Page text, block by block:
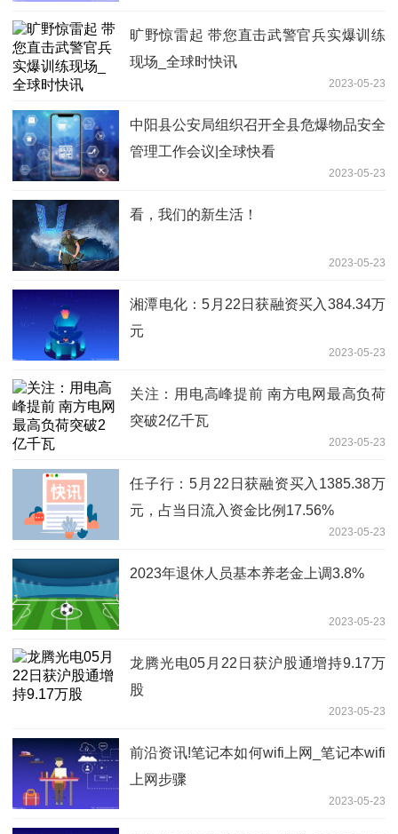
旷野惊雷起 带您直击武警官兵实爆训练
现场_全球时快讯
2023-05-23
中阳县公安局组织召开全县危爆物品安全
管理工作会议|全球快看
2023-05-23
看，我们的新生活！
2023-05-23
湘潭电化：5月22日获融资买入384.34万
元
2023-05-23
关注：用电高峰提前 南方电网最高负荷
突破2亿千瓦
2023-05-23
任子行：5月22日获融资买入1385.38万
元，占当日流入资金比例17.56%
2023-05-23
2023年退休人员基本养老金上调3.8%
2023-05-23
龙腾光电05月22日获沪股通增持9.17万
股
2023-05-23
前沿资讯!笔记本如何wifi上网_笔记本wifi
上网步骤
2023-05-23